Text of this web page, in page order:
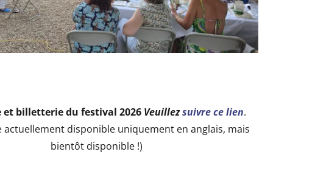
et billetterie du festival 2026 Veuillezsuivre ce lien.
actuellement disponible uniquement en anglais, mais
bientôt disponible !)